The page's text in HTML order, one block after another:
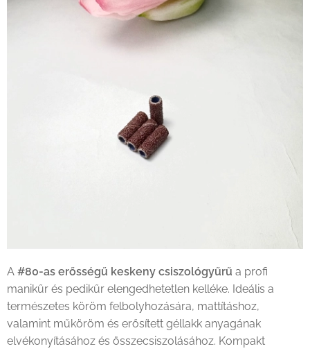
A #80-as erősségű keskeny csiszológyűrű a profi
manikűr és pedikűr elengedhetetlen kelléke. Ideális a
természetes köröm felbolyhozására, mattításhoz,
valamint műköröm és erősített géllakk anyagának
elvékonyításához és összecsiszolásához. Kompakt